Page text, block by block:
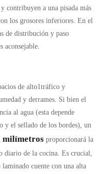
contribuyen a una pisada más
los grosores inferiores. En el
de distribución y paso
aconsejable.
de alto1tráfico y
y derrames. Si bien el
al agua (esta depende
y el sellado de los bordes), un
milímetros proporcionará la
diario de la cocina. Es crucial,
laminado cuente con una alta